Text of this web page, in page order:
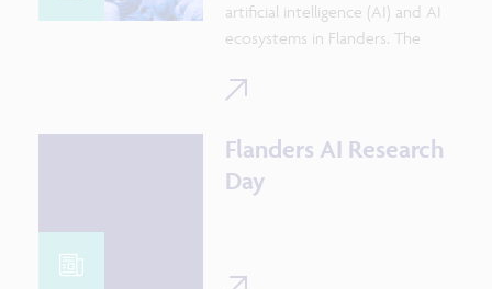
artificial intelligence (AI) and AI
ecosystems in Flanders. The
was a big success, attracting
diverse backgrounds, including
both academics and business
professionals. Attendees had
responsible implementation
Flanders AI Research
Day